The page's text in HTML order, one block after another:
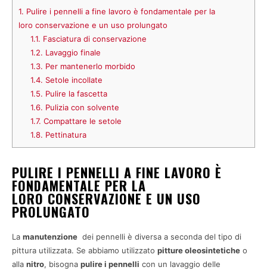
1. Pulire i pennelli a fine lavoro è fondamentale per la
loro conservazione e un uso prolungato
1.1. Fasciatura di conservazione
1.2. Lavaggio finale
1.3. Per mantenerlo morbido
1.4. Setole incollate
1.5. Pulire la fascetta
1.6. Pulizia con solvente
1.7. Compattare le setole
1.8. Pettinatura
PULIRE I PENNELLI A FINE LAVORO È
FONDAMENTALE PER LA
LORO CONSERVAZIONE E UN USO
PROLUNGATO
La manutenzione dei pennelli è diversa a seconda del tipo di
pittura utilizzata. Se abbiamo utilizzato pitture oleosintetiche o
alla nitro, bisogna pulire i pennelli con un lavaggio delle